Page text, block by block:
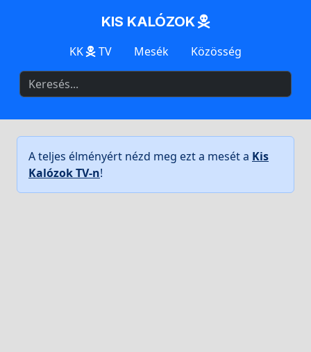
KIS KALÓZOK
KK TV Mesék Közösség
A teljes élményért nézd meg ezt a mesét a Kis
Kalózok TV-n!